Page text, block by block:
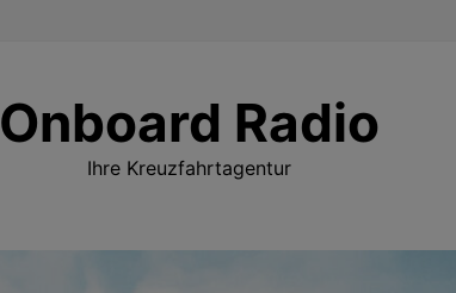
Onboard Radio
Ihre Kreuzfahrtagentur